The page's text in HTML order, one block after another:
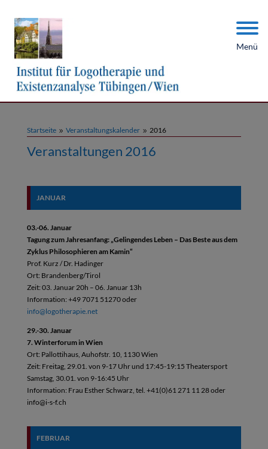
Menü
Startseite 9 Veranstaltungskalender 9 2016
Veranstaltungen 2016
JANUAR
03.-06. Januar
Tagung zum Jahresanfang: „Gelingendes Leben – Das Beste aus dem
Zyklus Philosophieren am Kamin“
Prof. Kurz / Dr. Hadinger
Ort: Brandenberg/Tirol
Zeit: 03. Januar 20h – 06. Januar 13h
Information: +49 7071 51270 oder
info@logotherapie.net
29.-30. Januar
7. Winterforum in Wien
Ort: Pallottihaus, Auhofstr. 10, 1130 Wien
Zeit: Freitag, 29.01. von 9-17 Uhr und 17:45-19:15 Theatersport
Samstag, 30.01. von 9-16:45 Uhr
Information: Frau Esther Schwarz, tel. +41(0)61 271 11 28 oder
info@i-s-f.ch
FEBRUAR